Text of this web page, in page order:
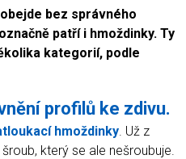
bez správného
patří i hmoždinky. Ty
kategorií, podle
profilů ke zdivu.
hmoždinky. Už z
který se ale nešroubuje.